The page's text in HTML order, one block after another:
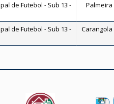
de Futebol - Sub 13 -
Palmeira
de Futebol - Sub 13 -
Carangola